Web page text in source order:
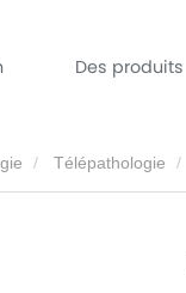
Des produits
Télépathologie